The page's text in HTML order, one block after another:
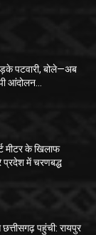
पटवारी, बोले—अब
आंदोलन…
मीटर के खिलाफ
में चरणबद्ध
पहुंची: रायपुर